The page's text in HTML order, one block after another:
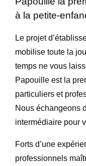
à la petite-
Le projet
mobilise toute la
temps ne vous
Papouille est la
particuliers et
Nous échangeons
intermédiaire pour
Forts d’une
professionnels